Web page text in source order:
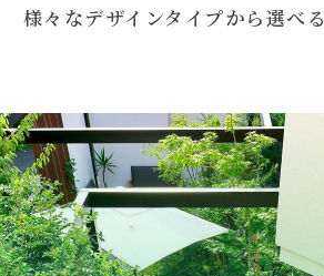
様々なデザインタイプから選べる